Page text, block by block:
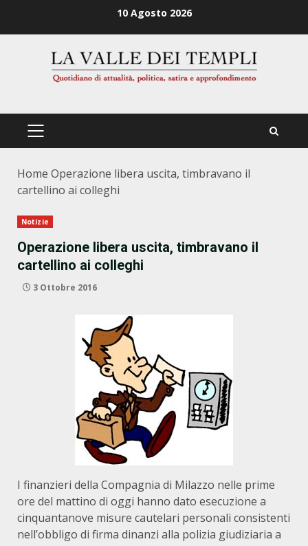
10 Agosto 2026
PRIMÄRES
Home Operazione libera uscita, timbravano il
cartellino ai colleghi
Notizie
Operazione libera uscita, timbravano il
cartellino ai colleghi
3 Ottobre 2016
I finanzieri della Compagnia di Milazzo nelle prime
ore del mattino di oggi hanno dato esecuzione a
cinquantanove misure cautelari personali consistenti
nell’obbligo di firma dinanzi alla polizia giudiziaria a